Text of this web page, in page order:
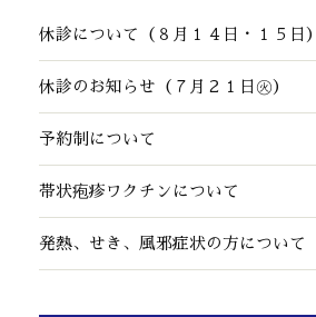
休診について（８月１４日・１５日）
休診のお知らせ（７月２１日㊋）
予約制について
帯状疱疹ワクチンについて
発熱、せき、風邪症状の方について